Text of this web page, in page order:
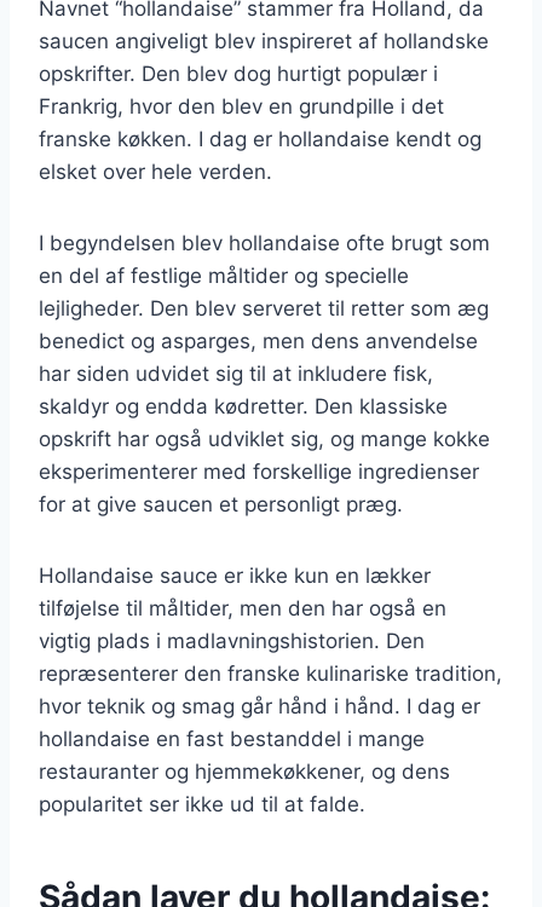
Navnet “hollandaise” stammer fra Holland, da
saucen angiveligt blev inspireret af hollandske
opskrifter. Den blev dog hurtigt populær i
Frankrig, hvor den blev en grundpille i det
franske køkken. I dag er hollandaise kendt og
elsket over hele verden.
I begyndelsen blev hollandaise ofte brugt som
en del af festlige måltider og specielle
lejligheder. Den blev serveret til retter som æg
benedict og asparges, men dens anvendelse
har siden udvidet sig til at inkludere fisk,
skaldyr og endda kødretter. Den klassiske
opskrift har også udviklet sig, og mange kokke
eksperimenterer med forskellige ingredienser
for at give saucen et personligt præg.
Hollandaise sauce er ikke kun en lækker
tilføjelse til måltider, men den har også en
vigtig plads i madlavningshistorien. Den
repræsenterer den franske kulinariske tradition,
hvor teknik og smag går hånd i hånd. I dag er
hollandaise en fast bestanddel i mange
restauranter og hjemmekøkkener, og dens
popularitet ser ikke ud til at falde.
Sådan laver du hollandaise: